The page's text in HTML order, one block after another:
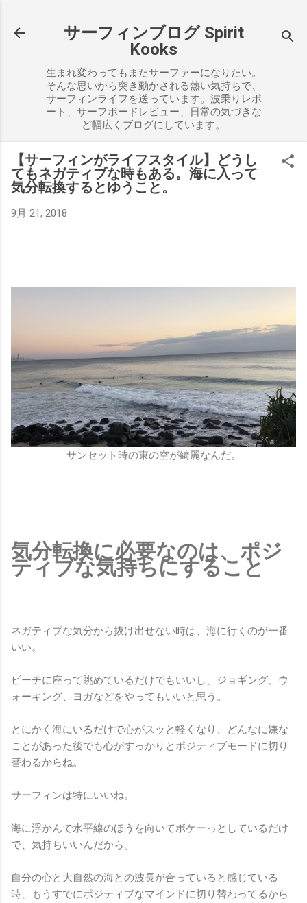
サーフィンブログ Spirit
Kooks
生まれ変わってもまたサーファーになりたい。
そんな思いから突き動かされる熱い気持ちで、
サーフィンライフを送っています。波乗りレポ
ート、サーフボードレビュー、日常の気づきな
ど幅広くブログにしています。
【サーフィンがライフスタイル】どうし
てもネガティブな時もある。海に入って
気分転換するとゆうこと。
9月 21, 2018
サンセット時の東の空が綺麗なんだ。
気分転換に必要なのは、ポジ
ティブな気持ちにすること
ネガティブな気分から抜け出せない時は、海に行くのが一番
いい。
ビーチに座って眺めているだけでもいいし、ジョギング、ウ
ォーキング、ヨガなどをやってもいいと思う。
とにかく海にいるだけで心がスッと軽くなり、どんなに嫌な
ことがあった後でも心がすっかりとポジティブモードに切り
替わるからね。
サーフィンは特にいいね。
海に浮かんで水平線のほうを向いてボケーっとしているだけ
で、気持ちいいんだから。
自分の心と大自然の海との波長が合っていると感じている
時、もうすでにポジティブなマインドに切り替わってるから